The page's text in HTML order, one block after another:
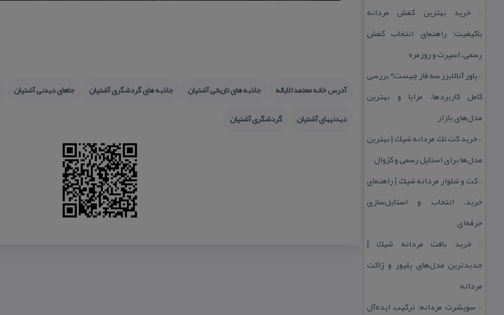
::خرید بهترین كفش مردانه
باكیفیت؛ راهنمای انتخاب كفش
رسمی، اسپرت و روزمره
:: پاور آنالایزر سه فاز چیست؟ بررسی
كامل كاربردها، مزایا و بهترین
مدل‌های بازار
::خرید كت تك مردانه شیك | بهترین
مدل‌ها برای استایل رسمی و كژوال
::كت و شلوار مردانه شیك | راهنمای
خرید، انتخاب و استایل‌سازی
حرفه‌ای
::خرید بافت مردانه شیك |
جدیدترین مدل‌های پلیور و ژاكت
مردانه
:: سویشرت مردانه؛ تركیب ایده‌آل
آدرس خانه معتمد الایاله جاذبه های تاریخی آشتیان جاذبه های گردشگری آشتیان جاهای دیدنی آشتیان
دیدنیهای آشتیان
گردشگری آشتیان